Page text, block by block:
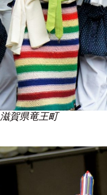
賀県竜王町